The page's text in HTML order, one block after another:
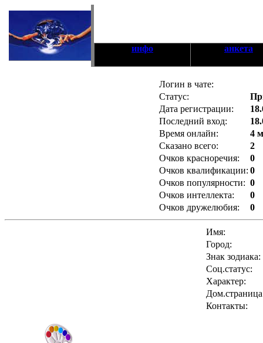
инфо анкета
Логин в чате:
Статус:
Дата регистрации:
Последний вход:
Время онлайн:
4
Сказано всего:
2
Очков красноречия:
0
Очков квалификации: 0
Очков популярности: 0
Очков интеллекта:
0
Очков дружелюбия:
0
Имя:
Город:
Знак зодиака:
Соц.статус:
Характер:
Контакты: